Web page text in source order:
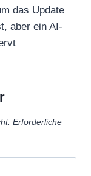
das Update
aber ein AI-
Erforderliche